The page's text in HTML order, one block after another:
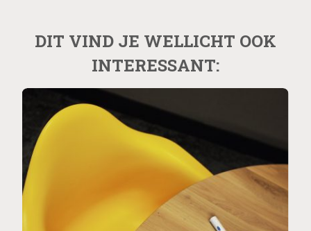
DIT VIND JE WELLICHT OOK
INTERESSANT: